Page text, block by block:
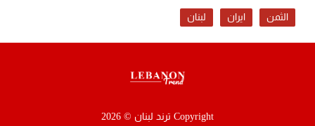
الثمن ايران لبنان
Copyright ترند لبنان © 2026